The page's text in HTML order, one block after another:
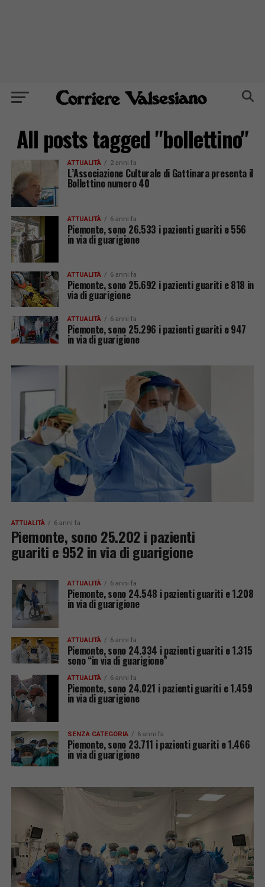
All posts tagged "bollettino"
ATTUALITÀ 2 anni fa
L’Associazione Culturale di Gattinara presenta il
Bollettino numero 40
ATTUALITÀ 6 anni fa
Piemonte, sono 26.533 i pazienti guariti e 556
in via di guarigione
ATTUALITÀ 6 anni fa
Piemonte, sono 25.692 i pazienti guariti e 818 in
via di guarigione
ATTUALITÀ 6 anni fa
Piemonte, sono 25.296 i pazienti guariti e 947
in via di guarigione
ATTUALITÀ 6 anni fa
Piemonte, sono 25.202 i pazienti
guariti e 952 in via di guarigione
ATTUALITÀ 6 anni fa
Piemonte, sono 24.548 i pazienti guariti e 1.208
in via di guarigione
ATTUALITÀ 6 anni fa
Piemonte, sono 24.334 i pazienti guariti e 1.315
sono “in via di guarigione”
ATTUALITÀ 6 anni fa
Piemonte, sono 24.021 i pazienti guariti e 1.459
in via di guarigione
SENZA CATEGORIA 6 anni fa
Piemonte, sono 23.711 i pazienti guariti e 1.466
in via di guarigione